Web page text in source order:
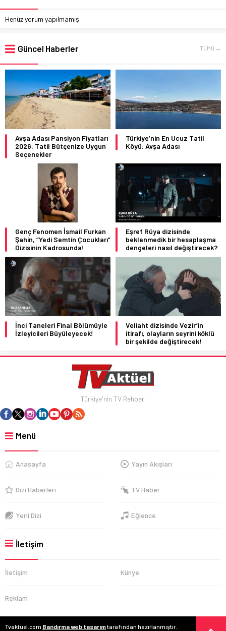
Henüz yorum yapılmamış.
Güncel Haberler TÜMÜ →
Avşa Adası Pansiyon Fiyatları
2026: Tatil Bütçenize Uygun
Seçenekler
Türkiye’nin En Ucuz Tatil
Köyü: Avşa Adası
Genç Fenomen İsmail Furkan
Şahin, “Yedi Semtin Çocukları”
Dizisinin Kadrosunda!
Eşref Rüya dizisinde
beklenmedik bir hesaplaşma
dengeleri nasıl değiştirecek?
İnci Taneleri Final Bölümüyle
İzleyicileri Büyüleyecek!
Veliaht dizisinde Vezir’in
itirafı, olayların seyrini köklü
bir şekilde değiştirecek!
Türkiye'nin TV Rehberi
Menü
Anasayfa Yayın Akışları
Dizi Haberleri TV Haber
Yerli Dizi Eğlence
İletişim
İletişim Künye
Reklam
Tvaktuel.com Bandırma web tasarımtarafından hazırlanmıştır.